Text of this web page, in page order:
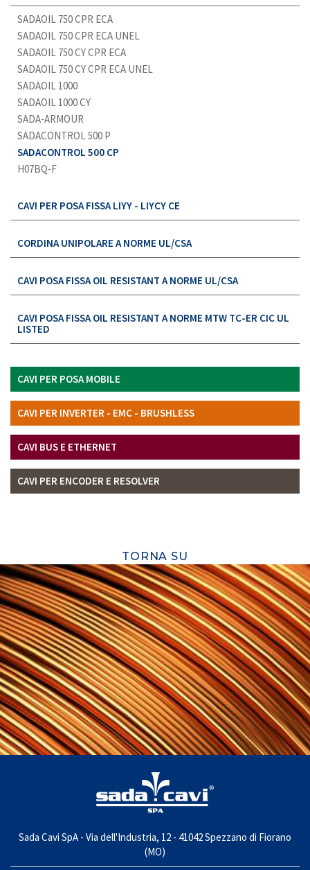
SADAOIL 750 CPR ECA
SADAOIL 750 CPR ECA UNEL
SADAOIL 750 CY CPR ECA
SADAOIL 750 CY CPR ECA UNEL
SADAOIL 1000
SADAOIL 1000 CY
SADA-ARMOUR
SADACONTROL 500 P
SADACONTROL 500 CP
H07BQ-F
CAVI PER POSA FISSA LIYY - LIYCY CE
CORDINA UNIPOLARE A NORME UL/CSA
CAVI POSA FISSA OIL RESISTANT A NORME UL/CSA
CAVI POSA FISSA OIL RESISTANT A NORME MTW TC-ER CIC UL
LISTED
CAVI PER POSA MOBILE
CAVI PER INVERTER - EMC - BRUSHLESS
CAVI BUS E ETHERNET
CAVI PER ENCODER E RESOLVER
TORNA SU
Sada Cavi SpA - Via dell'Industria, 12 - 41042 Spezzano di Fiorano
(MO)